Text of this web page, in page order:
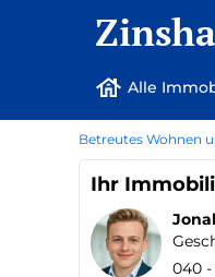
Alle
Betreutes Wohnen
Ihr
040 -